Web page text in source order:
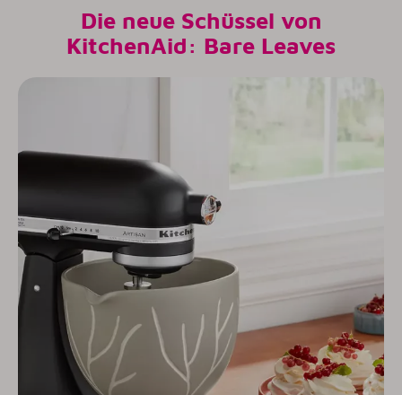
Die neue Schüssel von
KitchenAid: Bare Leaves